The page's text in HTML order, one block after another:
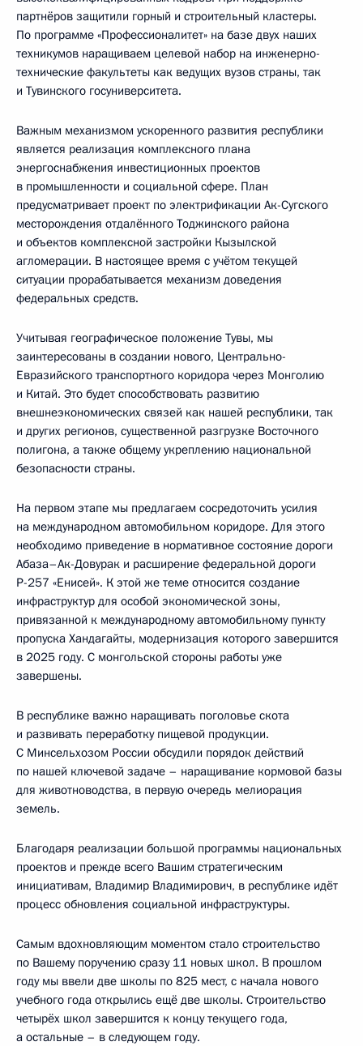
партнёров защитили горный и строительный кластеры.
По программе «Профессионалитет» на базе двух наших
техникумов наращиваем целевой набор на инженерно-
технические факультеты как ведущих вузов страны, так
и Тувинского госуниверситета.
Важным механизмом ускоренного развития республики
является реализация комплексного плана
энергоснабжения инвестиционных проектов
в промышленности и социальной сфере. План
предусматривает проект по электрификации Ак-Сугского
месторождения отдалённого Тоджинского района
и объектов комплексной застройки Кызылской
агломерации. В настоящее время с учётом текущей
ситуации прорабатывается механизм доведения
федеральных средств.
Учитывая географическое положение Тувы, мы
заинтересованы в создании нового, Центрально-
Евразийского транспортного коридора через Монголию
и Китай. Это будет способствовать развитию
внешнеэкономических связей как нашей республики, так
и других регионов, существенной разгрузке Восточного
полигона, а также общему укреплению национальной
безопасности страны.
На первом этапе мы предлагаем сосредоточить усилия
на международном автомобильном коридоре. Для этого
необходимо приведение в нормативное состояние дороги
Абаза–Ак-Довурак и расширение федеральной дороги
Р-257 «Енисей». К этой же теме относится создание
инфраструктур для особой экономической зоны,
привязанной к международному автомобильному пункту
пропуска Хандагайты, модернизация которого завершится
в 2025 году. С монгольской стороны работы уже
завершены.
В республике важно наращивать поголовье скота
и развивать переработку пищевой продукции.
С Минсельхозом России обсудили порядок действий
по нашей ключевой задаче – наращивание кормовой базы
для животноводства, в первую очередь мелиорация
земель.
Благодаря реализации большой программы национальных
проектов и прежде всего Вашим стратегическим
инициативам, Владимир Владимирович, в республике идёт
процесс обновления социальной инфраструктуры.
Самым вдохновляющим моментом стало строительство
по Вашему поручению сразу 11 новых школ. В прошлом
году мы ввели две школы по 825 мест, с начала нового
учебного года открылись ещё две школы. Строительство
четырёх школ завершится к концу текущего года,
а остальные – в следующем году.